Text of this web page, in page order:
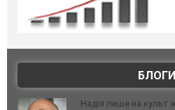
БЛОГИ
Надія лише на культ